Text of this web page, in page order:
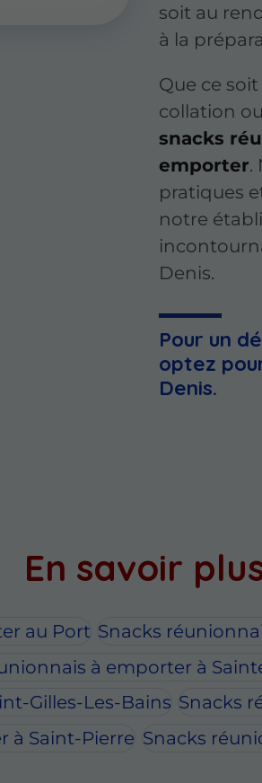
soit au
à la
Que ce
collation
snacks
emporter.
pratiques
notre
Denis.
Pour un
optez
Denis.
En savoir
au Port Snacks
à emporter à
Gilles-Les-Bains Snacks
à Saint-Pierre Snacks